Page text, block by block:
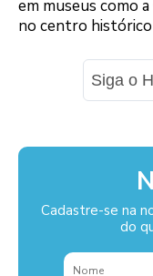
em museus como
no centro histórico
Siga o
Cadastre-se na
do